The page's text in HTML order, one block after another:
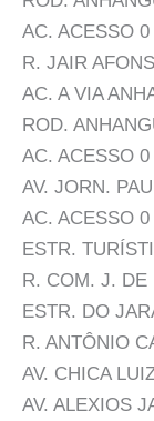
AC. ACESSO 0
R. JAIR
AC. A VIA
ROD.
AC. ACESSO 0
AV. JORN.
AC. ACESSO 0
ESTR.
R. COM. J. DE
ESTR. DO
R. ANTÔNIO
AV. CHICA
AV. ALEXIOS